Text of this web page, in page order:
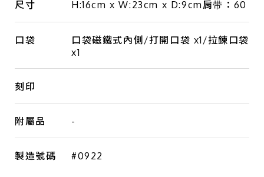
尺寸 H:16cm x W:23cm x D:9cm肩带：60
口袋
口袋磁鐵式內側/打開口袋 x1/拉鍊口袋
x1
刻印
附屬品 -
製造號碼 #0922